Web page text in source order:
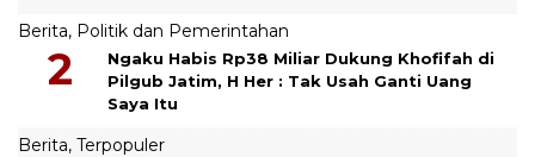
Berita, Politik dan Pemerintahan
Ngaku Habis Rp38 Miliar Dukung Khofifah di
Pilgub Jatim, H Her : Tak Usah Ganti Uang
Saya Itu
Berita, Terpopuler